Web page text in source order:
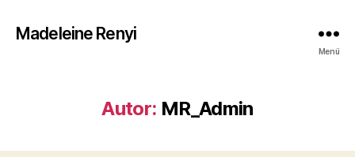
Madeleine Renyi
Menü
Autor: MR_Admin